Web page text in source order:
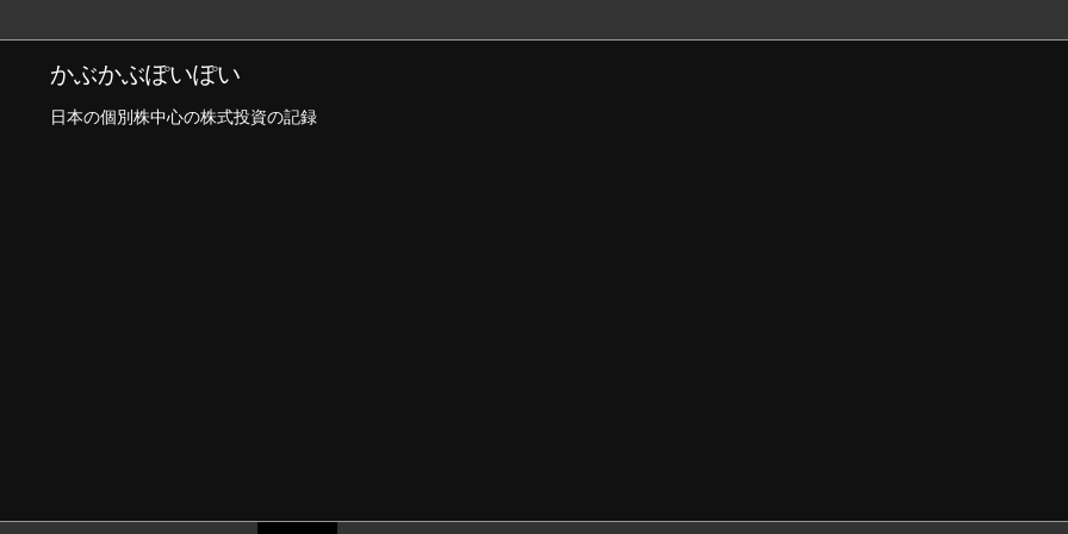
かぶかぶぽいぽい
日本の個別株中心の株式投資の記録